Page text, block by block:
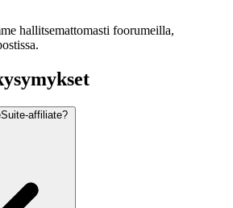
hallitsemattomasti foorumeilla,
affiliate?